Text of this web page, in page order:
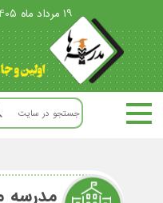
19 مرداد ماه 1405
مدرسه